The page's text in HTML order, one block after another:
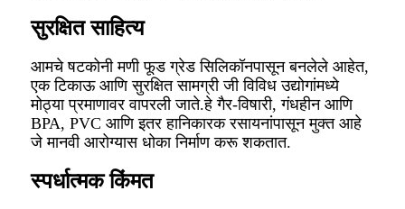
सुरक्षित साहित्य
आमचे षटकोनी मणी फूड ग्रेड सिलिकॉनपासून बनलेले आहेत,
एक टिकाऊ आणि सुरक्षित सामग्री जी विविध उद्योगांमध्ये
मोठ्या प्रमाणावर वापरली जाते.हे गैर-विषारी, गंधहीन आणि
BPA, PVC आणि इतर हानिकारक रसायनांपासून मुक्त आहे
जे मानवी आरोग्यास धोका निर्माण करू शकतात.
स्पर्धात्मक किंमत